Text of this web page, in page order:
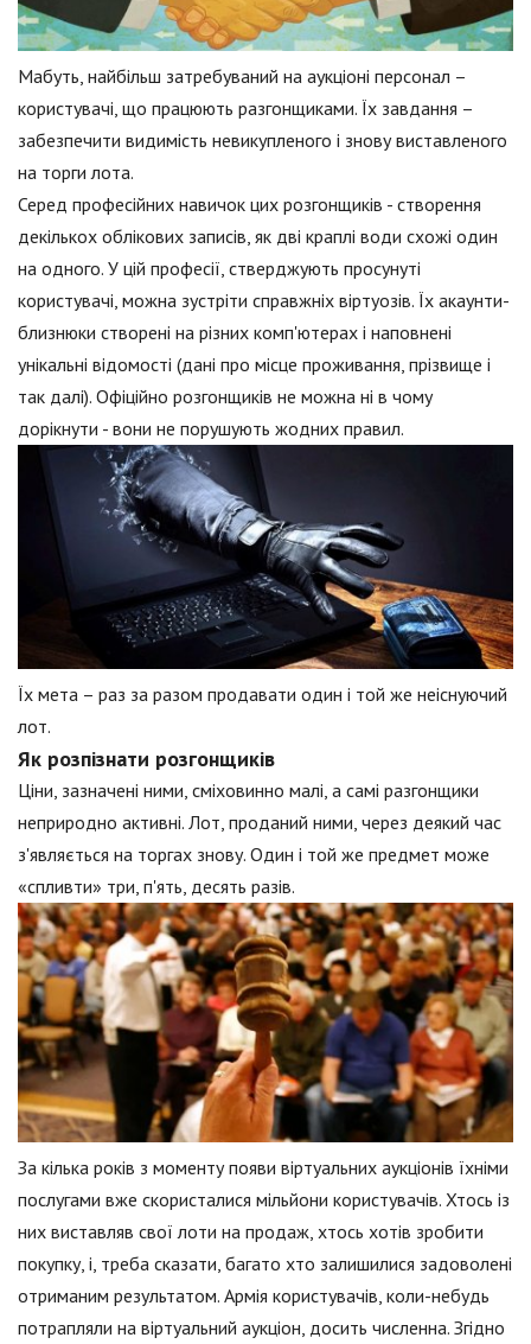
Мабуть, найбільш затребуваний на аукціоні персонал –
користувачі, що працюють разгонщиками. Їх завдання –
забезпечити видимість невикупленого і знову виставленого
на торги лота.
Серед професійних навичок цих розгонщиків - створення
декількох облікових записів, як дві краплі води схожі один
на одного. У цій професії, стверджують просунуті
користувачі, можна зустріти справжніх віртуозів. Їх акаунти-
близнюки створені на різних комп'ютерах і наповнені
унікальні відомості (дані про місце проживання, прізвище і
так далі). Офіційно розгонщиків не можна ні в чому
дорікнути - вони не порушують жодних правил.
Їх мета – раз за разом продавати один і той же неіснуючий
лот.
Як розпізнати розгонщиків
Ціни, зазначені ними, сміховинно малі, а самі разгонщики
неприродно активні. Лот, проданий ними, через деякий час
з'являється на торгах знову. Один і той же предмет може
«спливти» три, п'ять, десять разів.
За кілька років з моменту появи віртуальних аукціонів їхніми
послугами вже скористалися мільйони користувачів. Хтось із
них виставляв свої лоти на продаж, хтось хотів зробити
покупку, і, треба сказати, багато хто залишилися задоволені
отриманим результатом. Армія користувачів, коли-небудь
потрапляли на віртуальний аукціон, досить численна. Згідно